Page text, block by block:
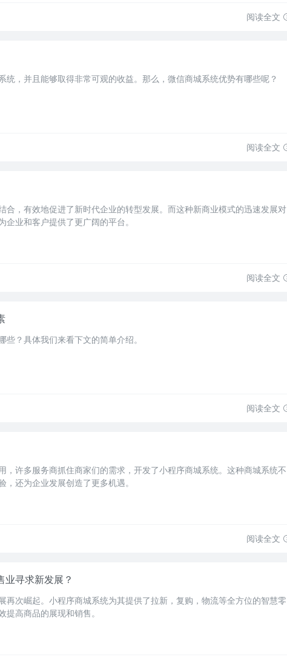
阅读全文
统，并且能够取得非常可观的收益。那么，微信商城系统优势有哪些呢？
阅读全文
合，有效地促进了新时代企业的转型发展。而这种新商业模式的迅速发展对
业和客户提供了更广阔的平台。
阅读全文
？具体我们来看下文的简单介绍。
阅读全文
，许多服务商抓住商家们的需求，开发了小程序商城系统。这种商城系统不
还为企业发展创造了更多机遇。
阅读全文
业寻求新发展？
再次崛起。小程序商城系统为其提供了拉新，复购，物流等全方位的智慧零
高商品的展现和销售。